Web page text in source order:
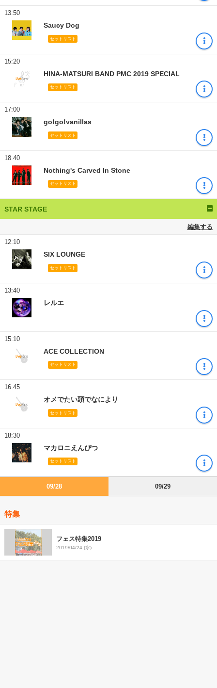
13:50
Saucy Dog
セットリスト
15:20
HINA-MATSURI BAND PMC 2019 SPECIAL
セットリスト
17:00
go!go!vanillas
セットリスト
18:40
Nothing's Carved In Stone
セットリスト
STAR STAGE
編集する
12:10
SIX LOUNGE
セットリスト
13:40
レルエ
15:10
ACE COLLECTION
セットリスト
16:45
オメでたい頭でなにより
セットリスト
18:30
マカロニえんぴつ
セットリスト
09/28 09/29
特集
フェス特集2019
2019/04/24 (水)